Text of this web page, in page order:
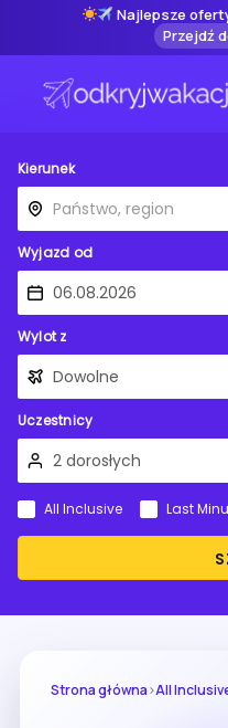
Najlepsze
Przejdź
Kierunek
Wyjazd od
Wylot z
Uczestnicy
All Inclusive Last
Strona główna›All